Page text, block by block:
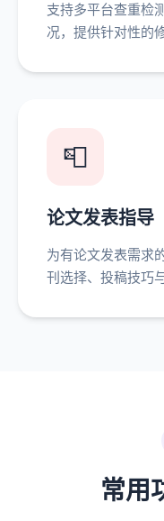
支持多平台查重检
况，提供针对性的
📮
论文发表指导
为有论文发表需求
刊选择、投稿技巧
常用